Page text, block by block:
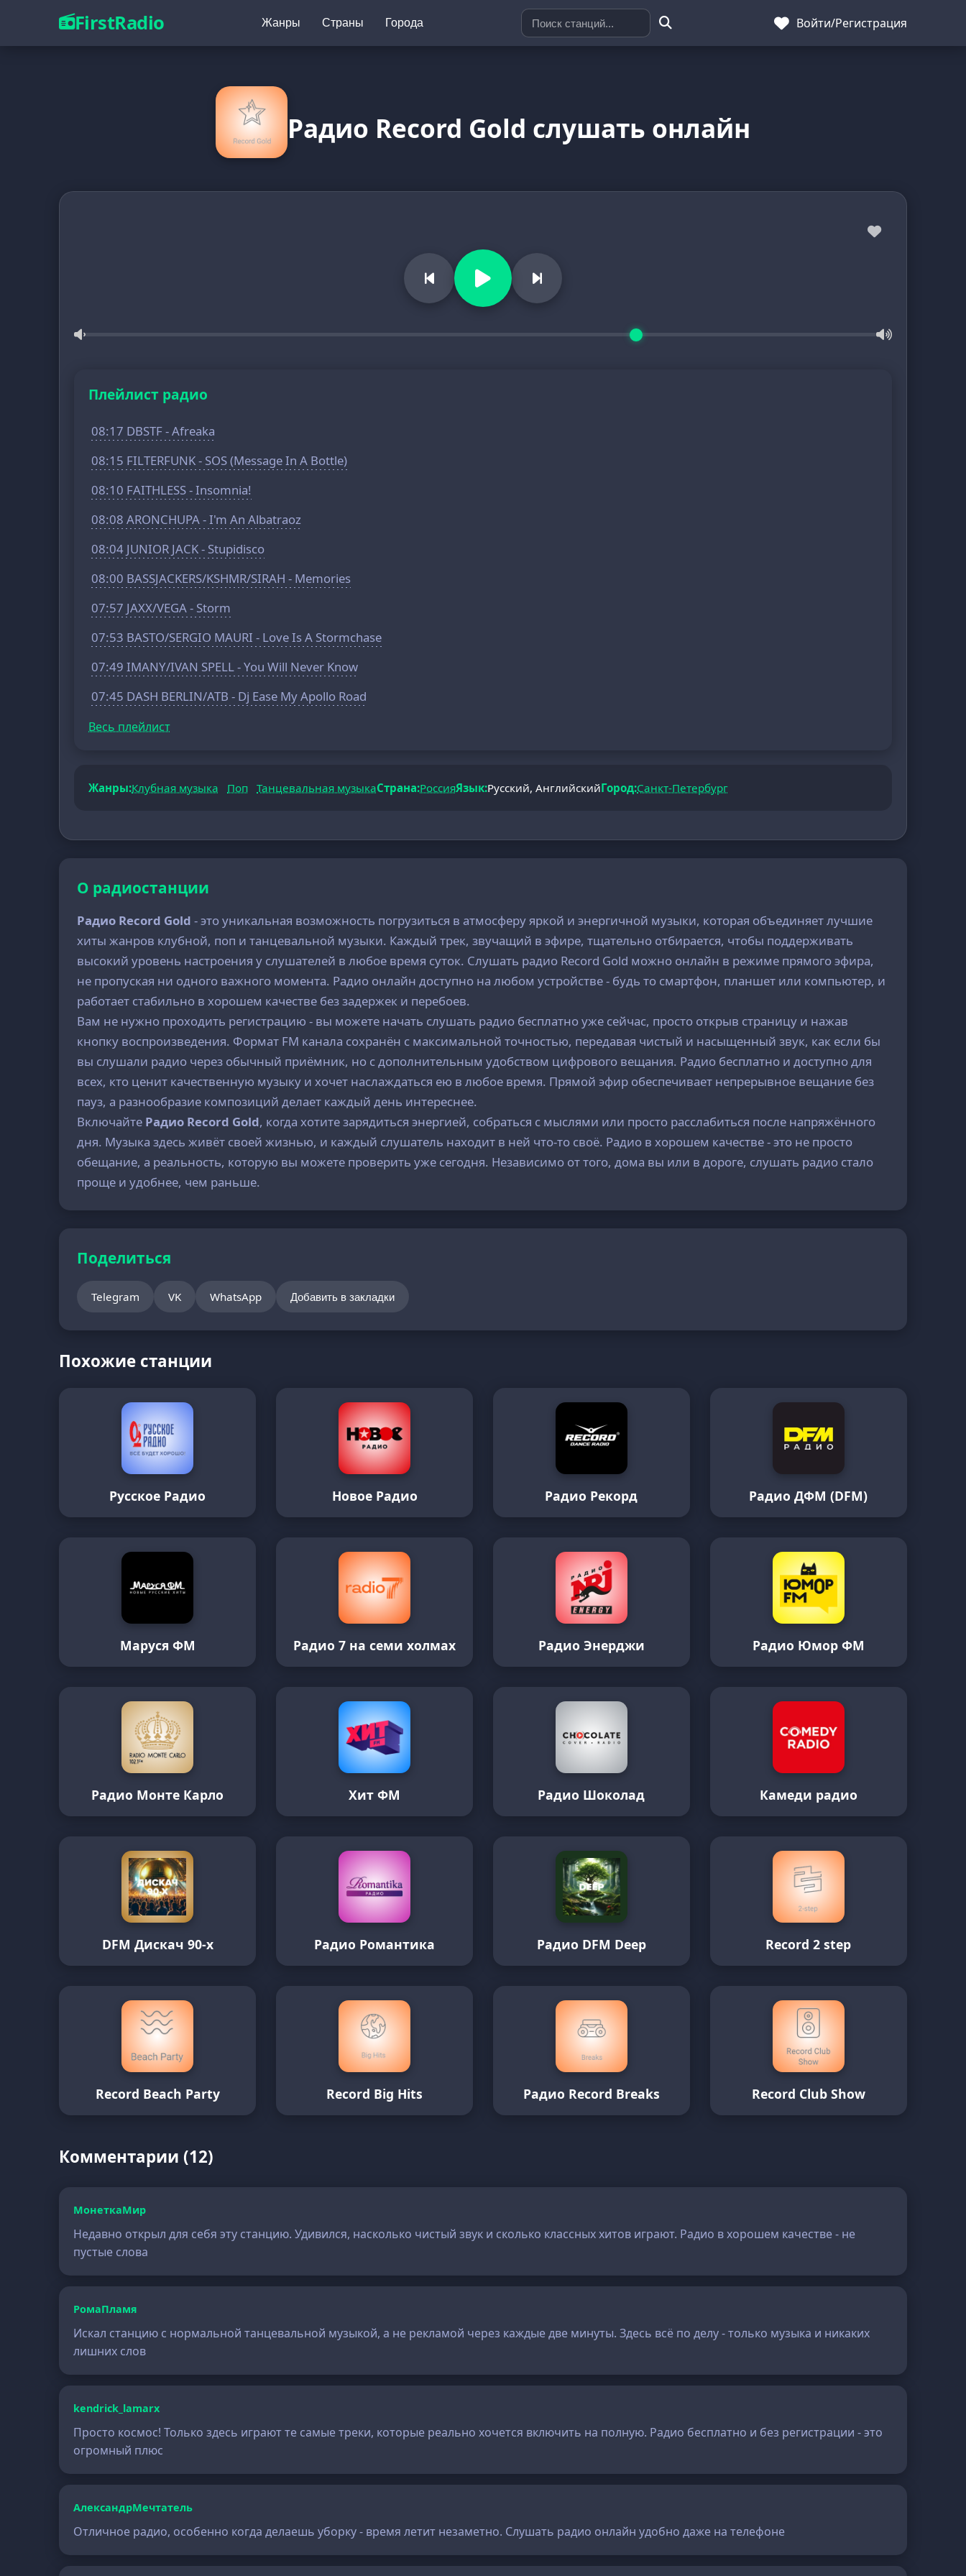
FirstRadio Жанры Страны Города Войти/Регистрация
Радио Record Gold слушать онлайн
Плейлист радио
08:17 DBSTF - Afreaka
08:15 FILTERFUNK - SOS (Message In A Bottle)
08:10 FAITHLESS - Insomnia!
08:08 ARONCHUPA - I'm An Albatraoz
08:04 JUNIOR JACK - Stupidisco
08:00 BASSJACKERS/KSHMR/SIRAH - Memories
07:57 JAXX/VEGA - Storm
07:53 BASTO/SERGIO MAURI - Love Is A Stormchase
07:49 IMANY/IVAN SPELL - You Will Never Know
07:45 DASH BERLIN/ATB - Dj Ease My Apollo Road
Весь плейлист
Жанры:Клубная музыка Поп Танцевальная музыкаСтрана:РоссияЯзык:Русский, АнглийскийГород:Санкт-Петербург
О радиостанции
Радио Record Gold - это уникальная возможность погрузиться в атмосферу яркой и энергичной музыки, которая объединяет лучшие
хиты жанров клубной, поп и танцевальной музыки. Каждый трек, звучащий в эфире, тщательно отбирается, чтобы поддерживать
высокий уровень настроения у слушателей в любое время суток. Слушать радио Record Gold можно онлайн в режиме прямого эфира,
не пропуская ни одного важного момента. Радио онлайн доступно на любом устройстве - будь то смартфон, планшет или компьютер, и
работает стабильно в хорошем качестве без задержек и перебоев.
Вам не нужно проходить регистрацию - вы можете начать слушать радио бесплатно уже сейчас, просто открыв страницу и нажав
кнопку воспроизведения. Формат FM канала сохранён с максимальной точностью, передавая чистый и насыщенный звук, как если бы
вы слушали радио через обычный приёмник, но с дополнительным удобством цифрового вещания. Радио бесплатно и доступно для
всех, кто ценит качественную музыку и хочет наслаждаться ею в любое время. Прямой эфир обеспечивает непрерывное вещание без
пауз, а разнообразие композиций делает каждый день интереснее.
Включайте Радио Record Gold, когда хотите зарядиться энергией, собраться с мыслями или просто расслабиться после напряжённого
дня. Музыка здесь живёт своей жизнью, и каждый слушатель находит в ней что-то своё. Радио в хорошем качестве - это не просто
обещание, а реальность, которую вы можете проверить уже сегодня. Независимо от того, дома вы или в дороге, слушать радио стало
проще и удобнее, чем раньше.
Поделиться
Telegram VK WhatsApp Добавить в закладки
Похожие станции
Русское Радио Новое Радио Радио Рекорд Радио ДФМ (DFM)
Маруся ФМ Радио 7 на семи холмах Радио Энерджи Радио Юмор ФМ
Радио Монте Карло Хит ФМ Радио Шоколад Камеди радио
DFM Дискач 90-х Радио Романтика Радио DFM Deep Record 2 step
Record Beach Party Record Big Hits Радио Record Breaks Record Club Show
Комментарии (12)
МонеткаМир
Недавно открыл для себя эту станцию. Удивился, насколько чистый звук и сколько классных хитов играют. Радио в хорошем качестве - не
пустые слова
РомаПламя
Искал станцию с нормальной танцевальной музыкой, а не рекламой через каждые две минуты. Здесь всё по делу - только музыка и никаких
лишних слов
kendrick_lamarx
Просто космос! Только здесь играют те самые треки, которые реально хочется включить на полную. Радио бесплатно и без регистрации - это
огромный плюс
АлександрМечтатель
Отличное радио, особенно когда делаешь уборку - время летит незаметно. Слушать радио онлайн удобно даже на телефоне